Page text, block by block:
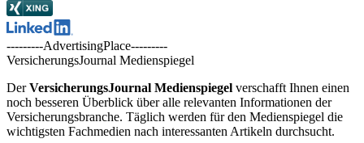
---------AdvertisingPlace---------
VersicherungsJournal Medienspiegel
DerVersicherungsJournal Medienspiegel verschafft Ihnen einen
noch besseren Überblick über alle relevanten Informationen der
Versicherungsbranche. Täglich werden für den Medienspiegel die
wichtigsten Fachmedien nach interessanten Artikeln durchsucht.